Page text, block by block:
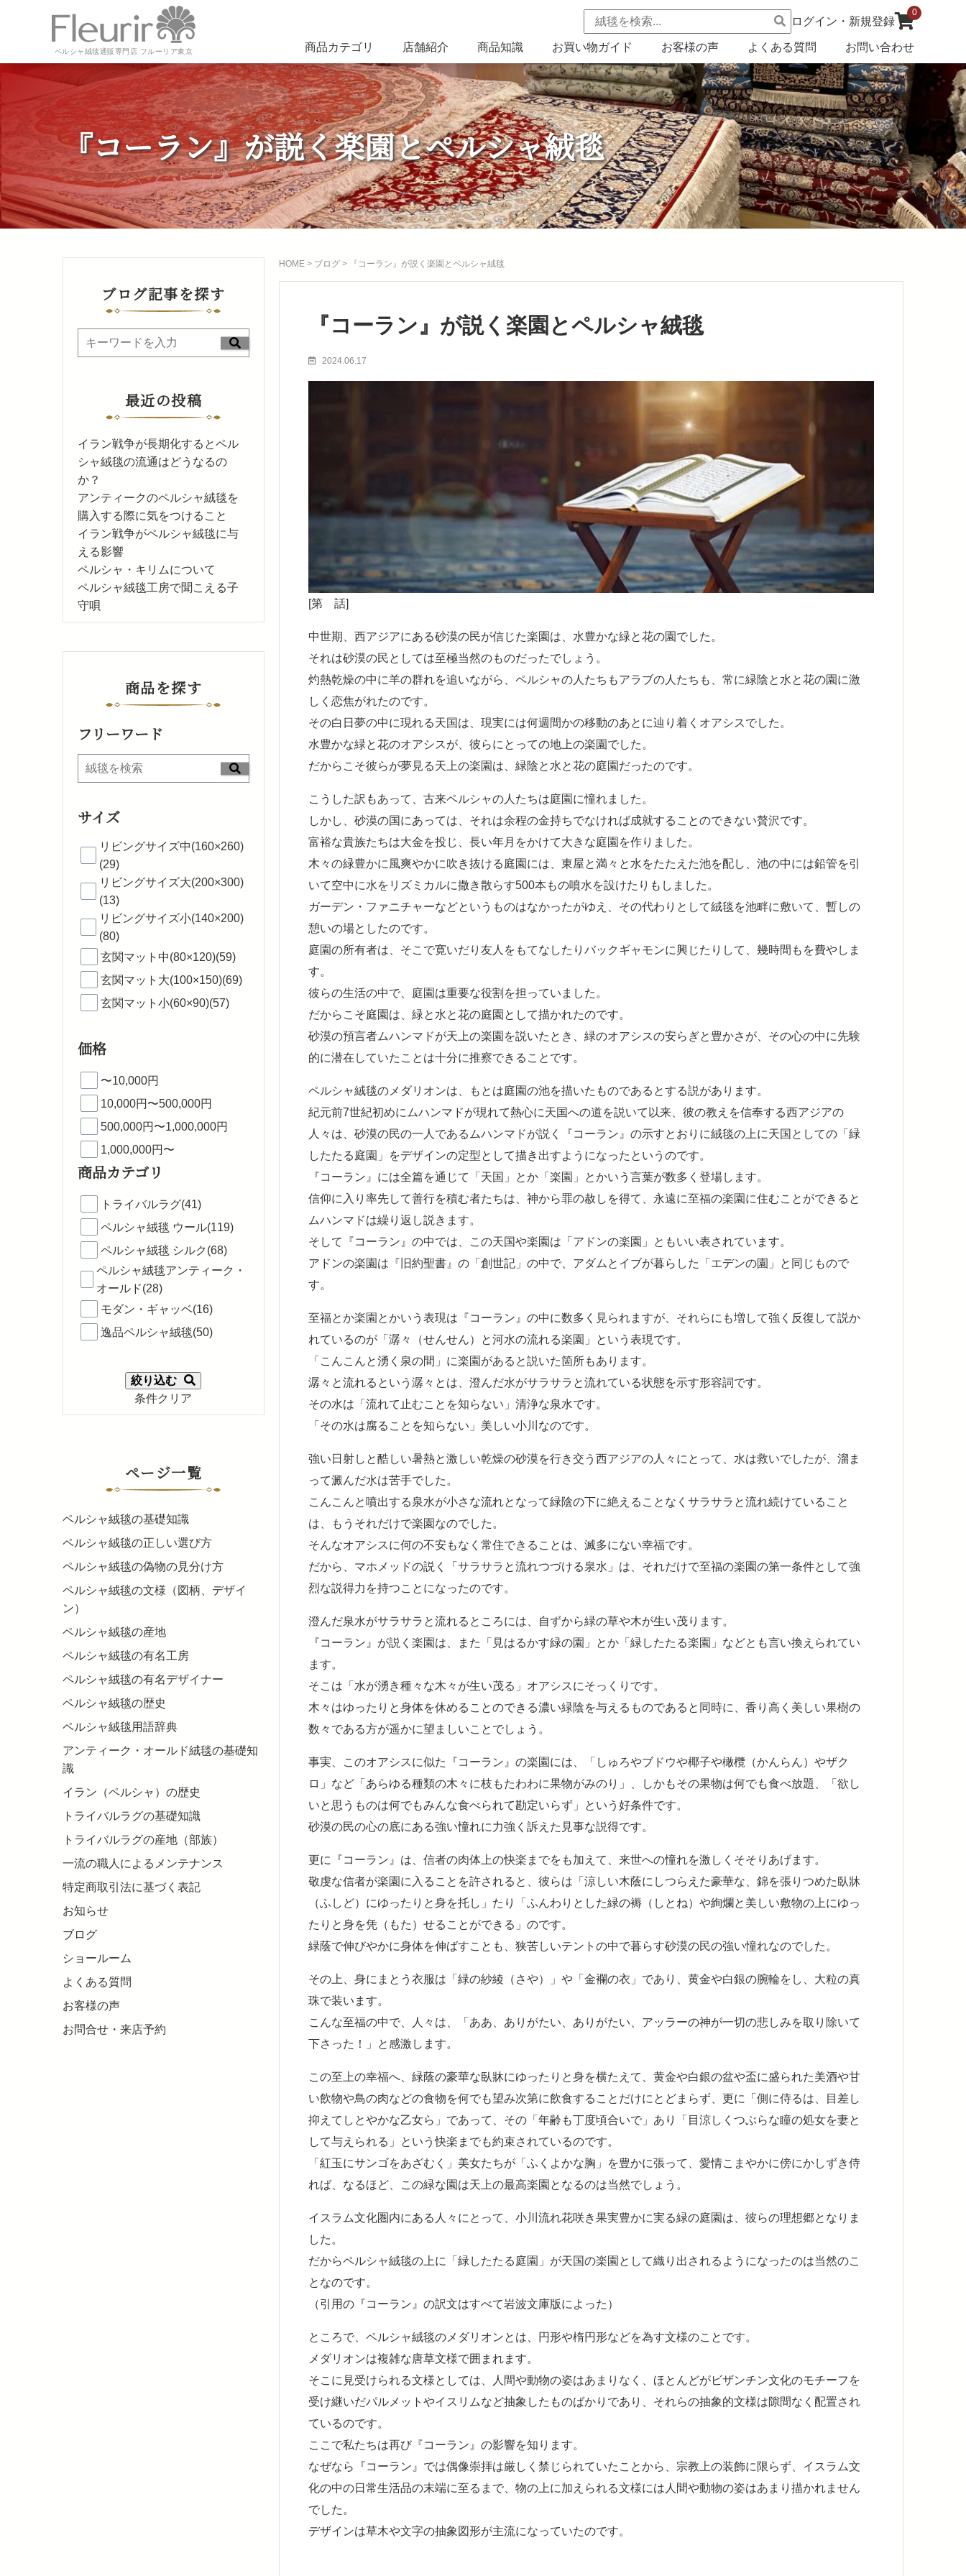
ペルシャ絨毯通販専門店 フルーリア東京
ログイン・新規登録
0
商品カテゴリ 店舗紹介 商品知識 お買い物ガイド お客様の声 よくある質問 お問い合わせ
『コーラン』が説く楽園とペルシャ絨毯
HOME> ブログ> 『コーラン』が説く楽園とペルシャ絨毯
『コーラン』が説く楽園とペルシャ絨毯
2024.06.17
[第 話]
中世期、西アジアにある砂漠の民が信じた楽園は、水豊かな緑と花の園でした。
それは砂漠の民としては至極当然のものだったでしょう。
灼熱乾燥の中に羊の群れを追いながら、ペルシャの人たちもアラブの人たちも、常に緑陰と水と花の園に激
しく恋焦がれたのです。
その白日夢の中に現れる天国は、現実には何週間かの移動のあとに辿り着くオアシスでした。
水豊かな緑と花のオアシスが、彼らにとっての地上の楽園でした。
だからこそ彼らが夢見る天上の楽園は、緑陰と水と花の庭園だったのです。
こうした訳もあって、古来ペルシャの人たちは庭園に憧れました。
しかし、砂漠の国にあっては、それは余程の金持ちでなければ成就することのできない贅沢です。
富裕な貴族たちは大金を投じ、長い年月をかけて大きな庭園を作りました。
木々の緑豊かに風爽やかに吹き抜ける庭園には、東屋と満々と水をたたえた池を配し、池の中には鉛管を引
いて空中に水をリズミカルに撒き散らす500本もの噴水を設けたりもしました。
ガーデン・ファニチャーなどというものはなかったがゆえ、その代わりとして絨毯を池畔に敷いて、暫しの
憩いの場としたのです。
庭園の所有者は、そこで寛いだり友人をもてなしたりバックギャモンに興じたりして、幾時間もを費やしま
す。
彼らの生活の中で、庭園は重要な役割を担っていました。
だからこそ庭園は、緑と水と花の庭園として描かれたのです。
砂漠の預言者ムハンマドが天上の楽園を説いたとき、緑のオアシスの安らぎと豊かさが、その心の中に先験
的に潜在していたことは十分に推察できることです。
ペルシャ絨毯のメダリオンは、もとは庭園の池を描いたものであるとする説があります。
紀元前7世紀初めにムハンマドが現れて熱心に天国への道を説いて以来、彼の教えを信奉する西アジアの
人々は、砂漠の民の一人であるムハンマドが説く『コーラン』の示すとおりに絨毯の上に天国としての「緑
したたる庭園」をデザインの定型として描き出すようになったというのです。
『コーラン』には全篇を通じて「天国」とか「楽園」とかいう言葉が数多く登場します。
信仰に入り率先して善行を積む者たちは、神から罪の赦しを得て、永遠に至福の楽園に住むことができると
ムハンマドは繰り返し説きます。
そして『コーラン』の中では、この天国や楽園は「アドンの楽園」ともいい表されています。
アドンの楽園は『旧約聖書』の「創世記」の中で、アダムとイブが暮らした「エデンの園」と同じもので
す。
至福とか楽園とかいう表現は『コーラン』の中に数多く見られますが、それらにも増して強く反復して説か
れているのが「潺々（せんせん）と河水の流れる楽園」という表現です。
「こんこんと湧く泉の間」に楽園があると説いた箇所もあります。
潺々と流れるという潺々とは、澄んだ水がサラサラと流れている状態を示す形容詞です。
その水は「流れて止むことを知らない」清浄な泉水です。
「その水は腐ることを知らない」美しい小川なのです。
強い日射しと酷しい暑熱と激しい乾燥の砂漠を行き交う西アジアの人々にとって、水は救いでしたが、溜ま
って澱んだ水は苦手でした。
こんこんと噴出する泉水が小さな流れとなって緑陰の下に絶えることなくサラサラと流れ続けていること
は、もうそれだけで楽園なのでした。
そんなオアシスに何の不安もなく常住できることは、滅多にない幸福です。
だから、マホメッドの説く「サラサラと流れつづける泉水」は、それだけで至福の楽園の第一条件として強
烈な説得力を持つことになったのです。
澄んだ泉水がサラサラと流れるところには、自ずから緑の草や木が生い茂ります。
『コーラン』が説く楽園は、また「見はるかす緑の園」とか「緑したたる楽園」などとも言い換えられてい
ます。
そこは「水が湧き種々な木々が生い茂る」オアシスにそっくりです。
木々はゆったりと身体を休めることのできる濃い緑陰を与えるものであると同時に、香り高く美しい果樹の
数々である方が遥かに望ましいことでしょう。
事実、このオアシスに似た『コーラン』の楽園には、「しゅろやブドウや椰子や橄欖（かんらん）やザク
ロ」など「あらゆる種類の木々に枝もたわわに果物がみのり」、しかもその果物は何でも食べ放題、「欲し
いと思うものは何でもみんな食べられて勘定いらず」という好条件です。
砂漠の民の心の底にある強い憧れに力強く訴えた見事な説得です。
更に『コーラン』は、信者の肉体上の快楽までをも加えて、来世への憧れを激しくそそりあげます。
敬虔な信者が楽園に入ることを許されると、彼らは「涼しい木蔭にしつらえた豪華な、錦を張りつめた臥牀
（ふしど）にゆったりと身を托し」たり「ふんわりとした緑の褥（しとね）や絢爛と美しい敷物の上にゆっ
たりと身を凭（もた）せることができる」のです。
緑蔭で伸びやかに身体を伸ばすことも、狭苦しいテントの中で暮らす砂漠の民の強い憧れなのでした。
その上、身にまとう衣服は「緑の紗綾（さや）」や「金襴の衣」であり、黄金や白銀の腕輪をし、大粒の真
珠で装います。
こんな至福の中で、人々は、「ああ、ありがたい、ありがたい、アッラーの神が一切の悲しみを取り除いて
下さった！」と感激します。
この至上の幸福へ、緑蔭の豪華な臥牀にゆったりと身を横たえて、黄金や白銀の盆や盃に盛られた美酒や甘
い飲物や鳥の肉などの食物を何でも望み次第に飲食することだけにとどまらず、更に「側に侍るは、目差し
抑えてしとやかな乙女ら」であって、その「年齢も丁度頃合いで」あり「目涼しくつぶらな瞳の処女を妻と
して与えられる」という快楽までも約束されているのです。
「紅玉にサンゴをあざむく」美女たちが「ふくよかな胸」を豊かに張って、愛情こまやかに傍にかしずき侍
れば、なるほど、この緑な園は天上の最高楽園となるのは当然でしょう。
イスラム文化圏内にある人々にとって、小川流れ花咲き果実豊かに実る緑の庭園は、彼らの理想郷となりま
した。
だからペルシャ絨毯の上に「緑したたる庭園」が天国の楽園として織り出されるようになったのは当然のこ
となのです。
（引用の『コーラン』の訳文はすべて岩波文庫版によった）
ところで、ペルシャ絨毯のメダリオンとは、円形や楕円形などを為す文様のことです。
メダリオンは複雑な唐草文様で囲まれます。
そこに見受けられる文様としては、人間や動物の姿はあまりなく、ほとんどがビザンチン文化のモチーフを
受け継いだパルメットやイスリムなど抽象したものばかりであり、それらの抽象的文様は隙間なく配置され
ているのです。
ここで私たちは再び『コーラン』の影響を知ります。
なぜなら『コーラン』では偶像崇拝は厳しく禁じられていたことから、宗教上の装飾に限らず、イスラム文
化の中の日常生活品の末端に至るまで、物の上に加えられる文様には人間や動物の姿はあまり描かれません
でした。
デザインは草木や文字の抽象図形が主流になっていたのです。
ブログ記事を探す
最近の投稿
イラン戦争が長期化するとペル
シャ絨毯の流通はどうなるの
か？
アンティークのペルシャ絨毯を
購入する際に気をつけること
イラン戦争がペルシャ絨毯に与
える影響
ペルシャ・キリムについて
ペルシャ絨毯工房で聞こえる子
守唄
商品を探す
フリーワード
サイズ
リビングサイズ中(160×260)
(29)
リビングサイズ大(200×300)
(13)
リビングサイズ小(140×200)
(80)
玄関マット中(80×120)(59)
玄関マット大(100×150)(69)
玄関マット小(60×90)(57)
価格
〜10,000円
10,000円〜500,000円
500,000円〜1,000,000円
1,000,000円〜
商品カテゴリ
トライバルラグ(41)
ペルシャ絨毯 ウール(119)
ペルシャ絨毯 シルク(68)
ペルシャ絨毯アンティーク・
オールド(28)
モダン・ギャッベ(16)
逸品ペルシャ絨毯(50)
絞り込む
条件クリア
ページ一覧
ペルシャ絨毯の基礎知識
ペルシャ絨毯の正しい選び方
ペルシャ絨毯の偽物の見分け方
ペルシャ絨毯の文様（図柄、デザイ
ン）
ペルシャ絨毯の産地
ペルシャ絨毯の有名工房
ペルシャ絨毯の有名デザイナー
ペルシャ絨毯の歴史
ペルシャ絨毯用語辞典
アンティーク・オールド絨毯の基礎知
識
イラン（ペルシャ）の歴史
トライバルラグの基礎知識
トライバルラグの産地（部族）
一流の職人によるメンテナンス
特定商取引法に基づく表記
お知らせ
ブログ
ショールーム
よくある質問
お客様の声
お問合せ・来店予約